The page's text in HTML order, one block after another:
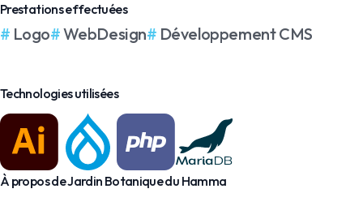
Prestations effectuées
Logo WebDesign Développement CMS
Technologies utilisées
À propos de Jardin Botanique du Hamma